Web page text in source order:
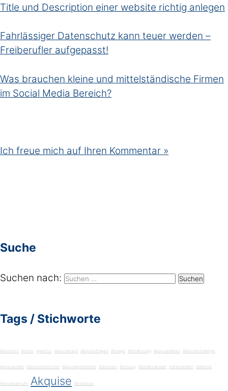
Title und Description einer website richtig anlegen
Fahrlässiger Datenschutz kann teuer werden –
Freiberufler aufgepasst!
Was brauchen kleine und mittelständische Firmen
im Social Media Bereich?
Ich freue mich auf Ihren Kommentar »
Suche
Suchen nach:
Tags / Stichworte
Akquiriert Action Agentur Akquisecard Akquisefragen Absage Abmahnung Akquiseideen Akquisestrategie
Akquiseidee Adressrecherche Akquiseprobleme Adressen Achtung Abmahnanwalt Adressdaten Adresse
Akquiseanrufe Akquise Abschluss